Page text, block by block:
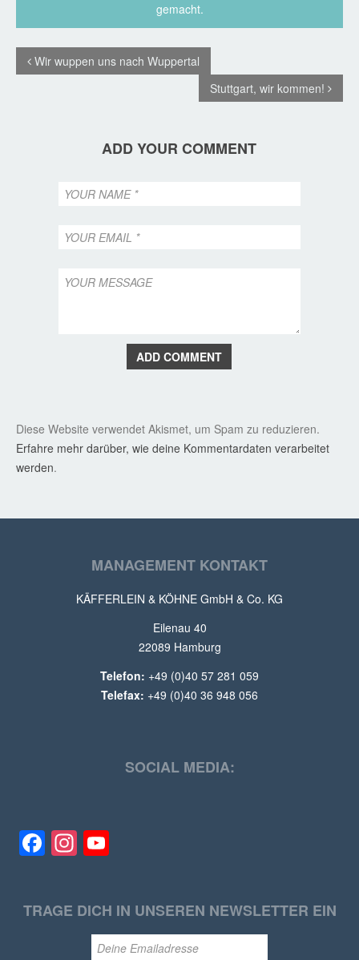
gemacht.
Wir wuppen uns nach Wuppertal
Stuttgart, wir kommen!
ADD YOUR COMMENT
ADD COMMENT
Diese Website verwendet Akismet, um Spam zu reduzieren.
Erfahre mehr darüber, wie deine Kommentardaten verarbeitet
werden.
MANAGEMENT KONTAKT
KÄFFERLEIN & KÖHNE GmbH & Co. KG
Eilenau 40
22089 Hamburg
Telefon: +49 (0)40 57 281 059
Telefax: +49 (0)40 36 948 056
SOCIAL MEDIA:
Facebook
Instagram
TRAGE DICH IN UNSEREN NEWSLETTER EIN